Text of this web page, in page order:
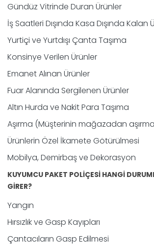
Gündüz Vitrinde Duran Ürünler
İş Saatleri Dışında Kasa Dışında Kalan
Yurtiçi ve Yurtdışı Çanta Taşıma
Konsinye Verilen Ürünler
Emanet Alınan Ürünler
Fuar Alanında Sergilenen Ürünler
Altın Hurda ve Nakit Para Taşıma
Aşırma (Müşterinin mağazadan
Ürünlerin Özel İkamete Götürülmesi
Mobilya, Demirbaş ve Dekorasyon
KUYUMCU PAKET POLİÇESİ HANGİ
GİRER?
Yangın
Hırsızlık ve Gasp Kayıpları
Çantacıların Gasp Edilmesi